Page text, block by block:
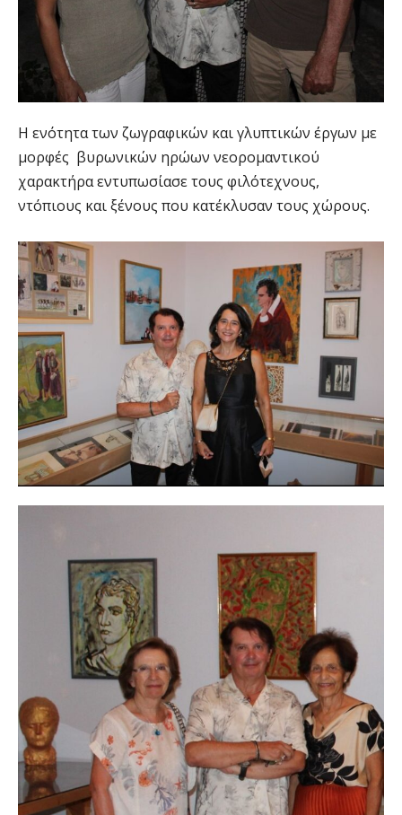
Η ενότητα των ζωγραφικών και γλυπτικών έργων με
μορφές βυρωνικών ηρώων νεορομαντικού
χαρακτήρα εντυπωσίασε τους φιλότεχνους,
ντόπιους και ξένους που κατέκλυσαν τους χώρους.